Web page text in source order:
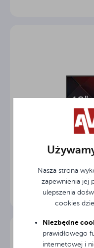
Nasza strona
zapewnienia jej
ulepszenia
cookies
Niezbędne
prawidłowego
internetowej i
Monitor